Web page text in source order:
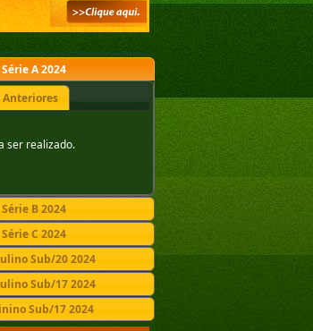
A 2024
Anteriores
ser realizado.
B 2024
C 2024
Sub/20 2024
Sub/17 2024
Sub/17 2024